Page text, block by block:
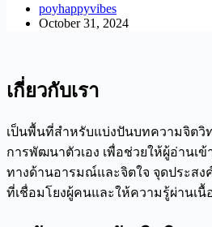
poyhappyvibes
October 31, 2024
เกี่ยวกับเรา
เป็นพื้นที่สำหรับแบ่งปันบทความจิตวิ
การพัฒนาตัวเอง เพื่อช่วยให้ผู้อ่านเ
ทางด้านอารมณ์และจิตใจ จุดประสง
ที่เชื่อมโยงผู้คนและให้ความรู้ผ่านเ